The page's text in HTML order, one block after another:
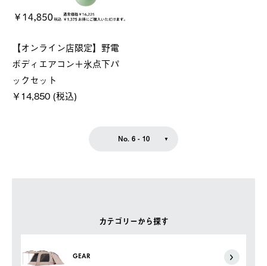
カテゴリーから探す
GEAR
【オンライン店限定】野電
ボディエアコン＋氷点下パ
ックセット
￥14,850 (税込)
No. 6 - 10